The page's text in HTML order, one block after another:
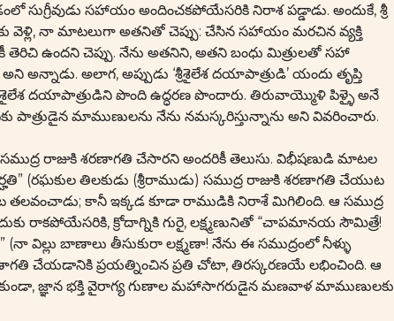
సుగ్రీవుడు సహాయం అందించకపోయేసరికి నిరాశ పడ్డాడు. అందుకే, శ్రీ
వెళ్లి, నా మాటలుగా అతనితో చెప్పు: చేసిన సహాయం మరచిన వ్యక్తి
తెరిచి ఉందని చెప్పు. నేను అతనిని, అతని బంధు మిత్రులతో సహా
అన్నాడు. అలాగ, అప్పుడు ‘శ్రీశైలేశ దయాపాత్రుడి’ యందు తృప్తి
దయాపాత్రుడిని పొంది ఉద్ధరణ పొందారు. తిరువాయ్మొళి పిళ్ళై అనే
పాత్రుడైన మాముణులను నేను నమస్కరిస్తున్నాను అని వివరించారు.
రాజుకి శరణాగతి చేసారని అందరికీ తెలుసు. విభీషణుడి మాటల
(రఘకుల తిలకుడు (శ్రీరాముడు) సముద్ర రాజుకి శరణాగతి చేయుట
తలవంచాడు; కానీ ఇక్కడ కూడా రాముడికి నిరాశే మిగిలింది. ఆ సముద్ర
రాకపోయేసరికి, క్రోదాగ్నికి గురై, లక్ష్మణునితో “చాపమానయ సౌమిత్రే!
బాణాలు తీసుకురా లక్ష్మణా! నేను ఈ సముద్రంలో నీళ్ళు
చేయడానికి ప్రయత్నించిన ప్రతి చోటా, తిరస్కరణయే లభించింది. ఆ
జ్ఞాన భక్తి వైరాగ్య గుణాల మహాసాగరుడైన మణవాళ మాముణులకు